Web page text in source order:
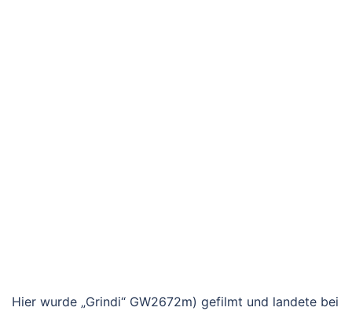
Hier wurde „Grindi“ GW2672m) gefilmt und landete bei